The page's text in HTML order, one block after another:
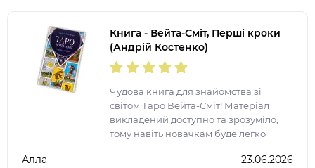
Книга - Вейта-Сміт, Перші кроки
(Андрій Костенко)
Чудова книга для знайомства зі
світом Таро Вейта-Сміт! Матеріал
викладений доступно та зрозуміло,
тому навіть новачкам буде легко
картами. Особливо сподобалося, що в
Алла 23.06.2026